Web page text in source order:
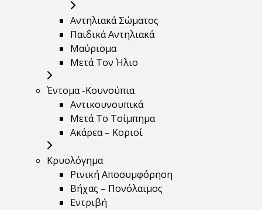
Αντηλιακά Σώματος
Παιδικά Αντηλιακά
Μαύρισμα
Mετά Τον Ήλιο
Έντομα -Κουνούπια
Αντικουνουπικά
Μετά Το Τσίμπημα
Ακάρεα – Κοριοί
Κρυολόγημα
Ρινική Αποσυμφόρηση
Βήχας – Πονόλαιμος
Εντριβή